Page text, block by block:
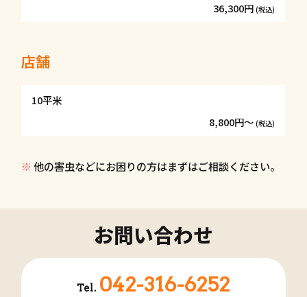
36,300円 (税込)
店舗
10平米
8,800円〜 (税込)
他の害虫などにお困りの方はまずはご相談ください。
お問い合わせ
Tel. 042-316-6252